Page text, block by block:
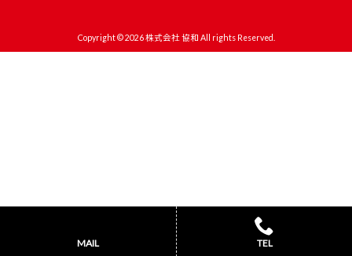
Copyright © 2026 株式会社 協和 All rights Reserved.
MAIL TEL